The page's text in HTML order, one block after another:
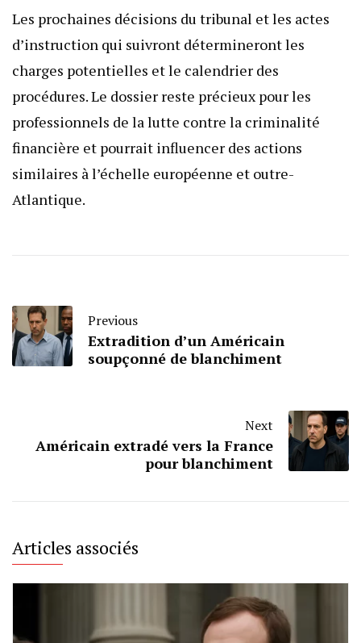
Les prochaines décisions du tribunal et les actes
d’instruction qui suivront détermineront les
charges potentielles et le calendrier des
procédures. Le dossier reste précieux pour les
professionnels de la lutte contre la criminalité
financière et pourrait influencer des actions
similaires à l’échelle européenne et outre-
Atlantique.
Previous
Extradition d’un Américain
soupçonné de blanchiment
Next
Américain extradé vers la France
pour blanchiment
Articles associés